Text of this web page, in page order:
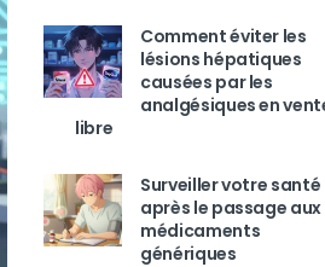
Comment éviter les
lésions hépatiques
causées par les
analgésiques en
libre
Surveiller votre santé
après le passage aux
médicaments
génériques